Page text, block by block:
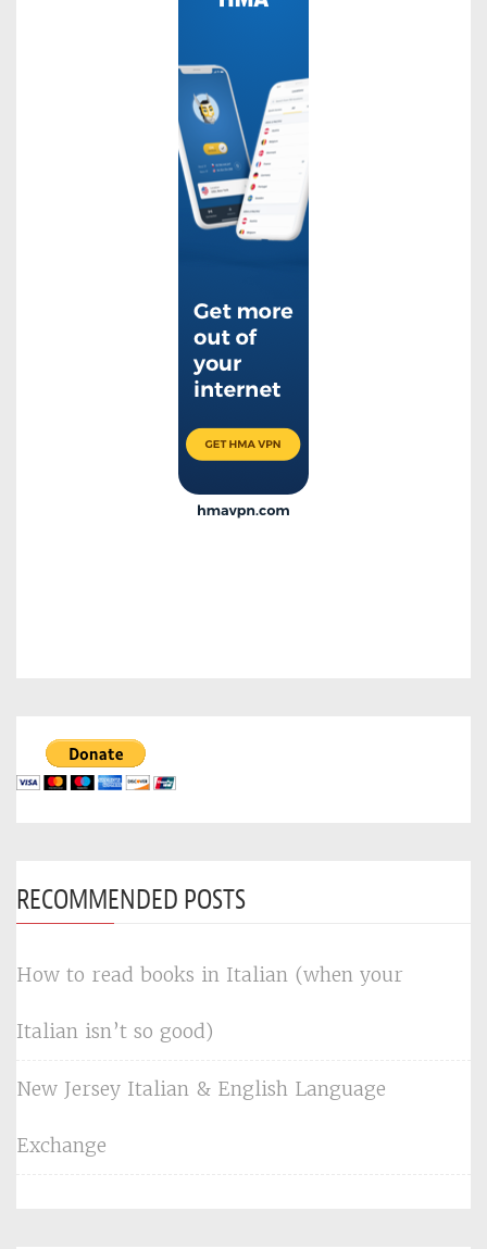
RECOMMENDED POSTS
How to read books in Italian (when your
Italian isn’t so good)
New Jersey Italian & English Language
Exchange